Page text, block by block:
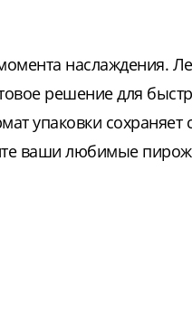
наслаждения.
решение для
упаковки сохраняет
ваши любимые